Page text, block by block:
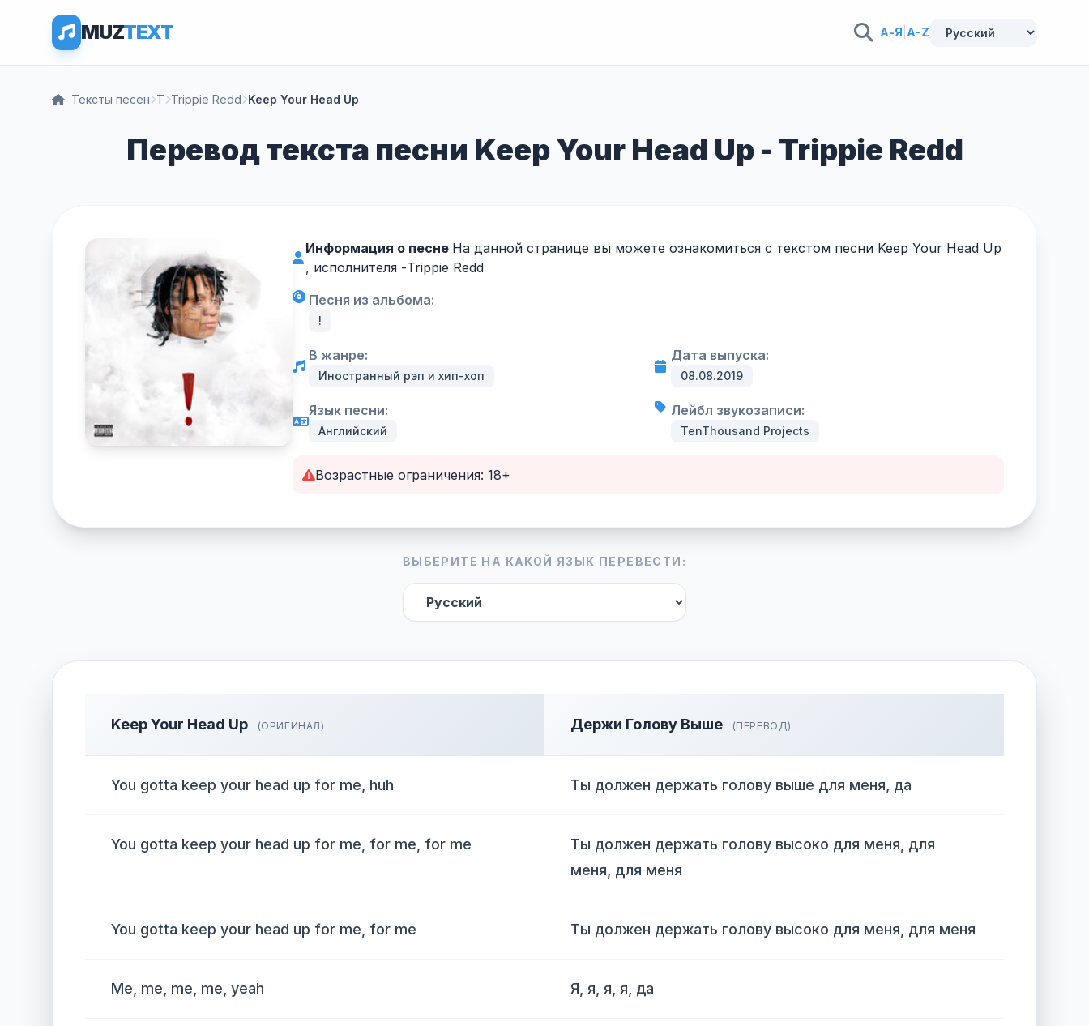
MUZTEXT А-Я A-Z
Тексты песен T Trippie Redd Keep Your Head Up
Перевод текста песни Keep Your Head Up - Trippie Redd
Информация о песне На данной странице вы можете ознакомиться с текстом песни Keep Your Head Up
, исполнителя -Trippie Redd
Песня из альбома:
!
В жанре:
Иностранный рэп и хип-хоп
Дата выпуска:
08.08.2019
Язык песни:
Английский
Лейбл звукозаписи:
TenThousand Projects
Возрастные ограничения: 18+
ВЫБЕРИТЕ НА КАКОЙ ЯЗЫК ПЕРЕВЕСТИ:
Keep Your Head Up (ОРИГИНАЛ) Держи Голову Выше (ПЕРЕВОД)
You gotta keep your head up for me, huh Ты должен держать голову выше для меня, да
You gotta keep your head up for me, for me, for me
Ты должен держать голову высоко для меня, для
меня, для меня
You gotta keep your head up for me, for me Ты должен держать голову высоко для меня, для меня
Me, me, me, me, yeah Я, я, я, я, да